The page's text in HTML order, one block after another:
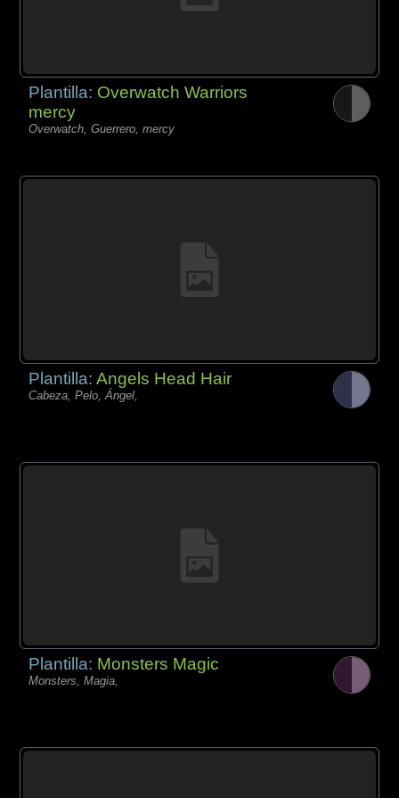
Plantilla: Overwatch Warriors
mercy
Overwatch, Guerrero, mercy
Plantilla:Angels Head Hair
Cabeza, Pelo, Ángel,
Plantilla: Monsters Magic
Monsters, Magia,